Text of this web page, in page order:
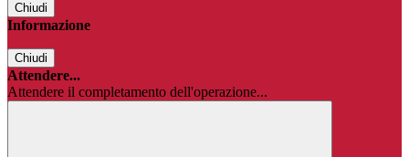
Chiudi
Informazione
Chiudi
Attendere...
Attendere il completamento dell'operazione...